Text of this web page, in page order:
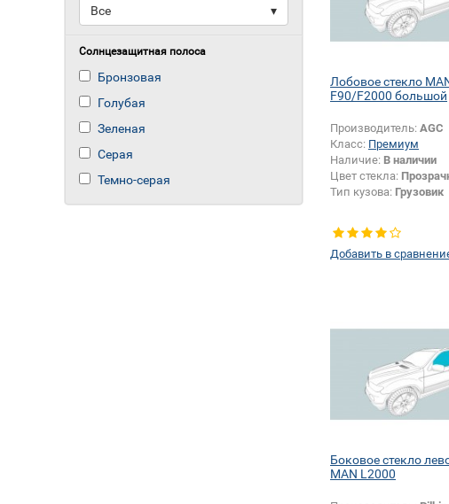
▾
Все
Солнцезащитная полоса
Бронзовая
Голубая
Зеленая
Серая
Темно-серая
Лобовое стекло
F90/F2000 большой
Производитель: AGC
Класс: Премиум
Наличие: В наличии
Цвет стекла:
Тип кузова: Грузовик
Добавить в
Боковое стекло
MAN L2000